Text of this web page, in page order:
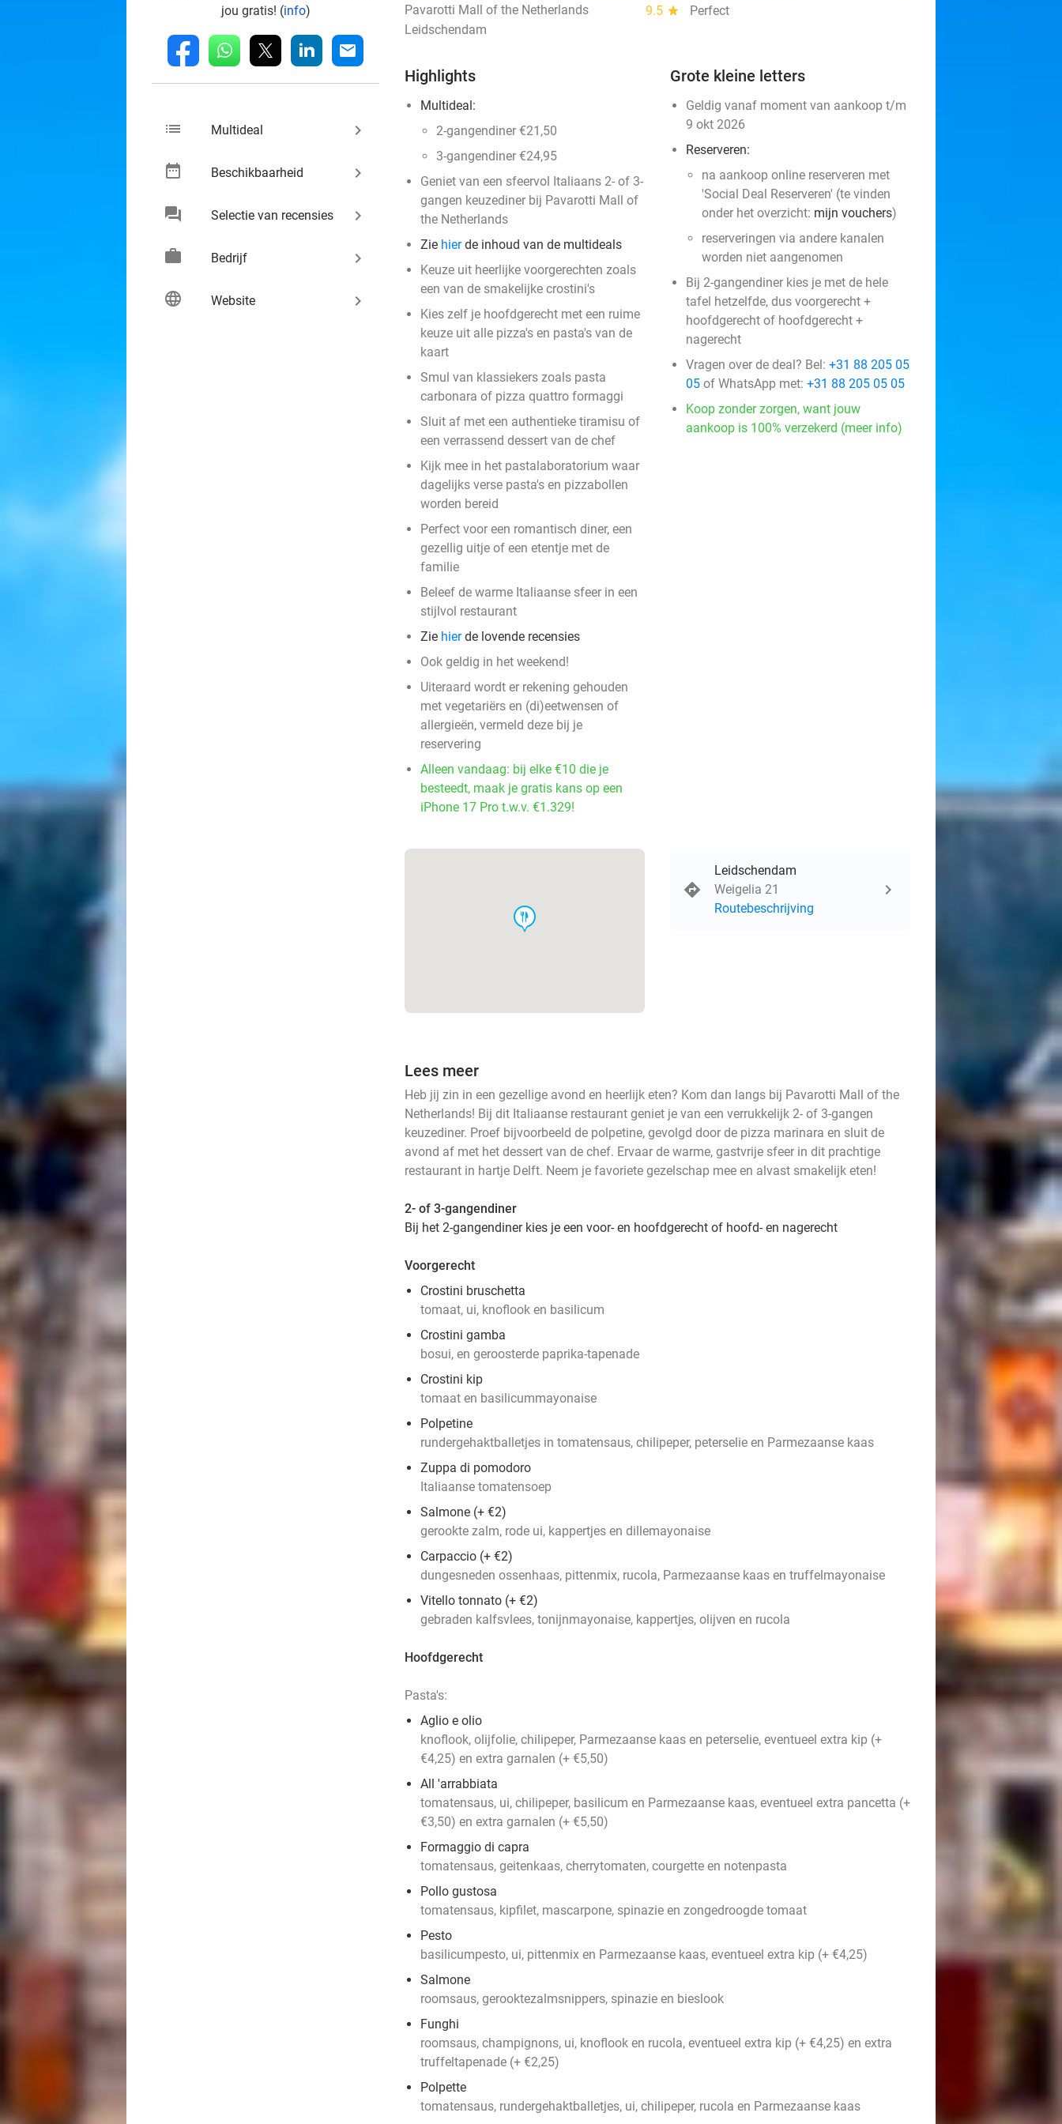
jou gratis! (info)
fb whatsapp linkedin mail
list Multideal keyboard_arrow_right
date_range Beschikbaarheid keyboard_arrow_right
chat Selectie van recensies keyboard_arrow_right
work Bedrijf keyboard_arrow_right
language Website keyboard_arrow_right
Pavarotti Mall of the Netherlands 9.5 star
Perfect
Leidschendam
Highlights
Multideal:
2-gangendiner €21,50
3-gangendiner €24,95
Geniet van een sfeervol Italiaans 2- of 3-
gangen keuzediner bij Pavarotti Mall of
the Netherlands
Zie hierde inhoud van de multideals
Keuze uit heerlijke voorgerechten zoals
een van de smakelijke crostini's
Kies zelf je hoofdgerecht met een ruime
keuze uit alle pizza's en pasta's van de
kaart
Smul van klassiekers zoals pasta
carbonara of pizza quattro formaggi
Sluit af met een authentieke tiramisu of
een verrassend dessert van de chef
Kijk mee in het pastalaboratorium waar
dagelijks verse pasta's en pizzabollen
worden bereid
Perfect voor een romantisch diner, een
gezellig uitje of een etentje met de
familie
Beleef de warme Italiaanse sfeer in een
stijlvol restaurant
Zie hierde lovende recensies
Ook geldig in het weekend!
Uiteraard wordt er rekening gehouden
met vegetariërs en (di)eetwensen of
allergieën, vermeld deze bij je
reservering
Alleen vandaag: bij elke €10 die je
besteedt, maak je gratis kans op een
iPhone 17 Pro t.w.v. €1.329!
Grote kleine letters
Geldig vanaf moment van aankoop t/m
9 okt 2026
Reserveren:
na aankoop online reserveren met
'Social Deal Reserveren' (te vinden
onder het overzicht: mijn vouchers)
reserveringen via andere kanalen
worden niet aangenomen
Bij 2-gangendiner kies je met de hele
tafel hetzelfde, dus voorgerecht +
hoofdgerecht of hoofdgerecht +
nagerecht
Vragen over de deal? Bel: +31 88 205 05
05 of WhatsApp met: +31 88 205 05 05
Koop zonder zorgen, want jouw
aankoop is 100% verzekerd (meer info)
food
Leidschendam
Weigelia 21
Routebeschrijving
Lees meer
Heb jij zin in een gezellige avond en heerlijk eten? Kom dan langs bij Pavarotti Mall of the
Netherlands! Bij dit Italiaanse restaurant geniet je van een verrukkelijk 2- of 3-gangen
keuzediner. Proef bijvoorbeeld de polpetine, gevolgd door de pizza marinara en sluit de
avond af met het dessert van de chef. Ervaar de warme, gastvrije sfeer in dit prachtige
restaurant in hartje Delft. Neem je favoriete gezelschap mee en alvast smakelijk eten!
2- of 3-gangendiner
Bij het 2-gangendiner kies je een voor- en hoofdgerecht of hoofd- en nagerecht
Voorgerecht
Crostini bruschetta
tomaat, ui, knoflook en basilicum
Crostini gamba
bosui, en geroosterde paprika-tapenade
Crostini kip
tomaat en basilicummayonaise
Polpetine
rundergehaktballetjes in tomatensaus, chilipeper, peterselie en Parmezaanse kaas
Zuppa di pomodoro
Italiaanse tomatensoep
Salmone (+ €2)
gerookte zalm, rode ui, kappertjes en dillemayonaise
Carpaccio (+ €2)
dungesneden ossenhaas, pittenmix, rucola, Parmezaanse kaas en truffelmayonaise
Vitello tonnato (+ €2)
gebraden kalfsvlees, tonijnmayonaise, kappertjes, olijven en rucola
Hoofdgerecht
Pasta's:
Aglio e olio
knoflook, olijfolie, chilipeper, Parmezaanse kaas en peterselie, eventueel extra kip (+
€4,25) en extra garnalen (+ €5,50)
All 'arrabbiata
tomatensaus, ui, chilipeper, basilicum en Parmezaanse kaas, eventueel extra pancetta (+
€3,50) en extra garnalen (+ €5,50)
Formaggio di capra
tomatensaus, geitenkaas, cherrytomaten, courgette en notenpasta
Pollo gustosa
tomatensaus, kipfilet, mascarpone, spinazie en zongedroogde tomaat
Pesto
basilicumpesto, ui, pittenmix en Parmezaanse kaas, eventueel extra kip (+ €4,25)
Salmone
roomsaus, gerooktezalmsnippers, spinazie en bieslook
Funghi
roomsaus, champignons, ui, knoflook en rucola, eventueel extra kip (+ €4,25) en extra
truffeltapenade (+ €2,25)
Polpette
tomatensaus, rundergehaktballetjes, ui, chilipeper, rucola en Parmezaanse kaas